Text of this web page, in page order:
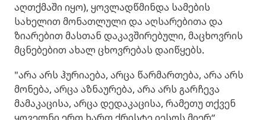
აღთქმაში იყო), ყოვლადწმინდა სამების
სახელით მონათლული და აღსარებითა და
ზიარებით მასთან დაკავშირებული, მაცხოვრის
მცნებებით ახალ ცხოვრებას დაიწყებს.
"არა არს ჰურიაება, არცა წარმართება, არა არს
მონება, არცა აზნაურება, არა არს გარჩევა
მამაკაცისა, არცა დედაკაცისა, რამეთუ თქვენ